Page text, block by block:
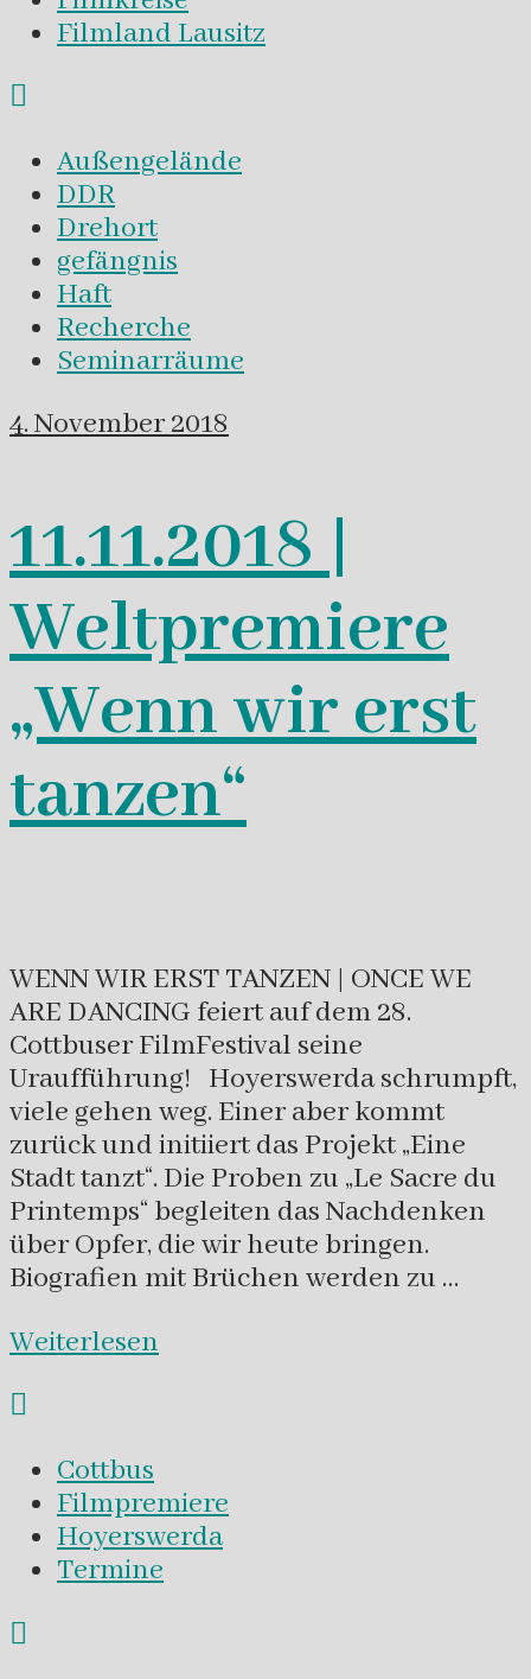
Filmland Lausitz
Außengelände
DDR
Drehort
gefängnis
Haft
Recherche
Seminarräume
4. November 2018
11.11.2018 |
Weltpremiere
„Wenn wir erst
tanzen“
WENN WIR ERST TANZEN | ONCE WE
ARE DANCING feiert auf dem 28.
Cottbuser FilmFestival seine
Uraufführung! Hoyerswerda schrumpft,
viele gehen weg. Einer aber kommt
zurück und initiiert das Projekt „Eine
Stadt tanzt“. Die Proben zu „Le Sacre du
Printemps“ begleiten das Nachdenken
über Opfer, die wir heute bringen.
Biografien mit Brüchen werden zu …
Weiterlesen
Cottbus
Filmpremiere
Hoyerswerda
Termine